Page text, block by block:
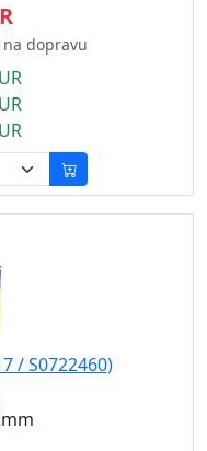
na dopravu
/ S0722460)